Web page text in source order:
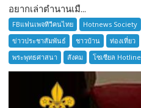
อยากเล่าตำนานเมื...
FBแฟนเพจทีวีคนไทย Hotnews Society
ข่าวประชาสัมพันธ์
ชาวบ้าน ท่องเที่ยว
พระพุทธศาสนา
สังคม โซเซียล Hotline